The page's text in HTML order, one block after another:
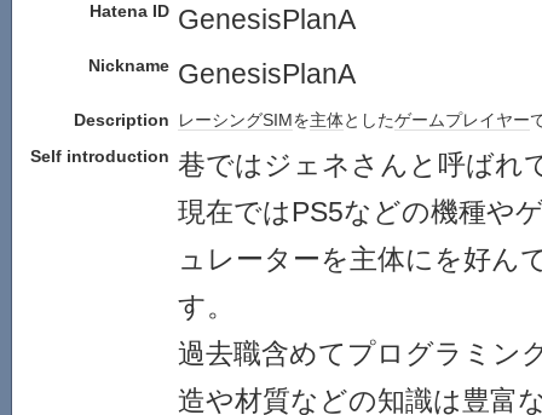
Hatena ID GenesisPlanA
Nickname GenesisPlanA
Description レーシングSIMを主体としたゲームプレイヤー
Self introduction 巷ではジェネさんと呼ばれ
現在ではPS5などの機種や
ュレーターを主体にを好ん
す。
過去職含めてプログラミン
造や材質などの知識は豊富